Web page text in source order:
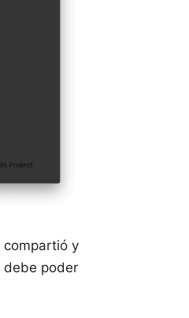
compartió y
debe poder